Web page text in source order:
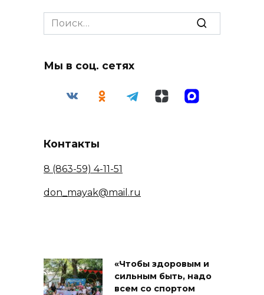
Search
for:
Мы в соц. сетях
Контакты
8 (863-59) 4-11-51
don_mayak@mail.ru
«Чтобы здоровым и
сильным быть, надо
всем со спортом